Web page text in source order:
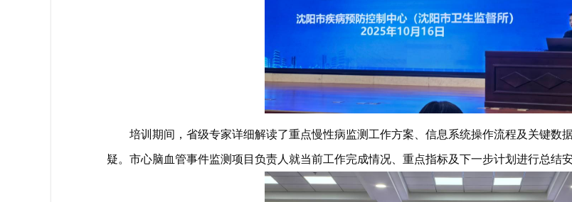
培训期间，省级专家详细解读了重点慢性病监测工作方案、信息系统操作流程及关键数
疑。市心脑血管事件监测项目负责人就当前工作完成情况、重点指标及下一步计划进行总结安